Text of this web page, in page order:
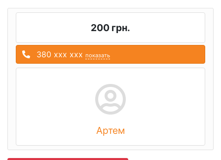
200 грн.
380 xxx xxx показать
Артем